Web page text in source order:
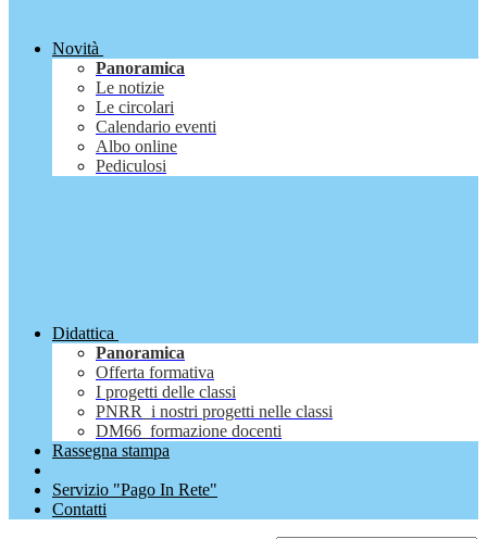
Novità
Panoramica
Le notizie
Le circolari
Calendario eventi
Albo online
Pediculosi
Didattica
Panoramica
Offerta formativa
I progetti delle classi
PNRR_i nostri progetti nelle classi
DM66_formazione docenti
Rassegna stampa
Servizio "Pago In Rete"
Contatti